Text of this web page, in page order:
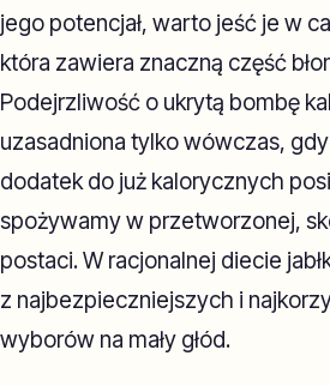
jego potencjał, warto jeść je w
która zawiera znaczną część
Podejrzliwość o ukrytą bombę
uzasadniona tylko wówczas,
dodatek do już kalorycznych
spożywamy w przetworzonej,
postaci. W racjonalnej diecie
z najbezpieczniejszych i
wyborów na mały głód.